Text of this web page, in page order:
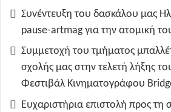
Συνέντευξη του δασκάλου μας
pause-artmag για την ατομική
Συμμετοχή του τμήματος
σχολής μας στην τελετή λήξης
Φεστιβάλ Κινηματογράφου
Ευχαριστήρια επιστολή προς τη